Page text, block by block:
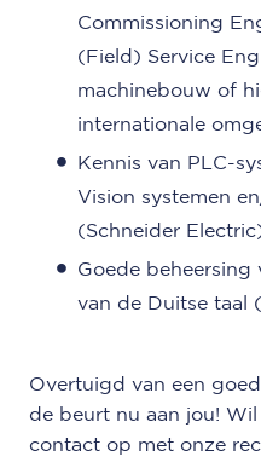
Commissioning
(Field) Service
machinebouw of
internationale
Kennis van PLC-
Vision systemen
(Schneider
Goede beheersing
van de Duitse taal
Overtuigd van een
de beurt nu aan jou!
contact op met onze